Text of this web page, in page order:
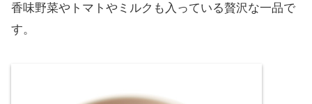
香味野菜やトマトやミルクも入っている贅沢な一品で
す。